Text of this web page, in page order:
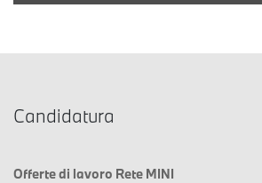
Candidatura
Offerte di lavoro Rete MINI